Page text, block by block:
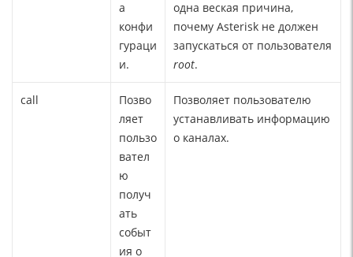
а
конфи
гураци
и.
одна веская причина,
почему Asterisk не должен
запускаться от пользователя
root.
call
Позво
ляет
пользо
вател
ю
получ
ать
событ
ия о
Позволяет пользователю
устанавливать информацию
о каналах.